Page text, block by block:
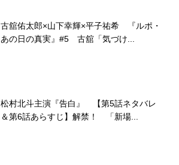
古舘佑太郎×山下幸輝×平子祐希 『ルポ・
あの日の真実』#5 古舘「気づけ...
松村北斗主演『告白』 【第5話ネタバレ
＆第6話あらすじ】解禁！ 「新場...